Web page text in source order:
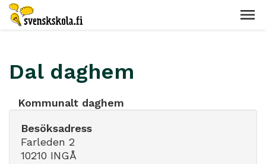
Dal daghem
Kommunalt daghem
Besöksadress
Farleden 2
10210 INGÅ